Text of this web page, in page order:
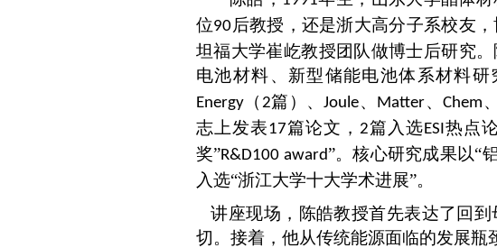
位90后教授，还是浙大高分子系校友
坦福大学崔屹教授团队做博士后研究
电池材料、新型储能电池体系材料研
Energy （ 2篇）、Joule、 Matter、Chem 、
志上发表17篇论文， 2篇入选ESI热点
奖”R&D100 award”。核心研究成果以“
入选“浙江大学十大学术进展”。
讲座现场，陈皓教授首先表达了回
切。接着，他从传统能源面临的发展